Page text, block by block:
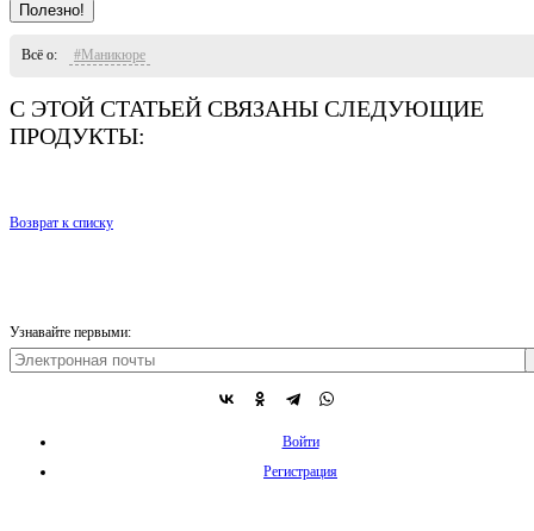
Полезно!
Всё о: #Маникюре
С ЭТОЙ СТАТЬЕЙ СВЯЗАНЫ СЛЕДУЮЩИЕ
ПРОДУКТЫ:
Возврат к списку
Узнавайте первыми:
Войти
Регистрация